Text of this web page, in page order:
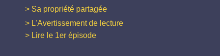
> Sa propriété partagée
> L’Avertissement de lecture
> Lire le 1er épisode